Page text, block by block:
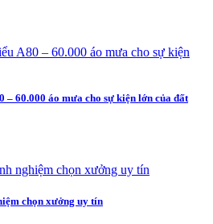
– 60.000 áo mưa cho sự kiện lớn của đất
chọn xưởng uy tín